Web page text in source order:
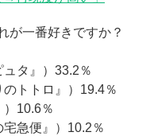
が一番好きですか？
タ』）33.2％
トトロ』）19.4％
10.6％
急便』）10.2％